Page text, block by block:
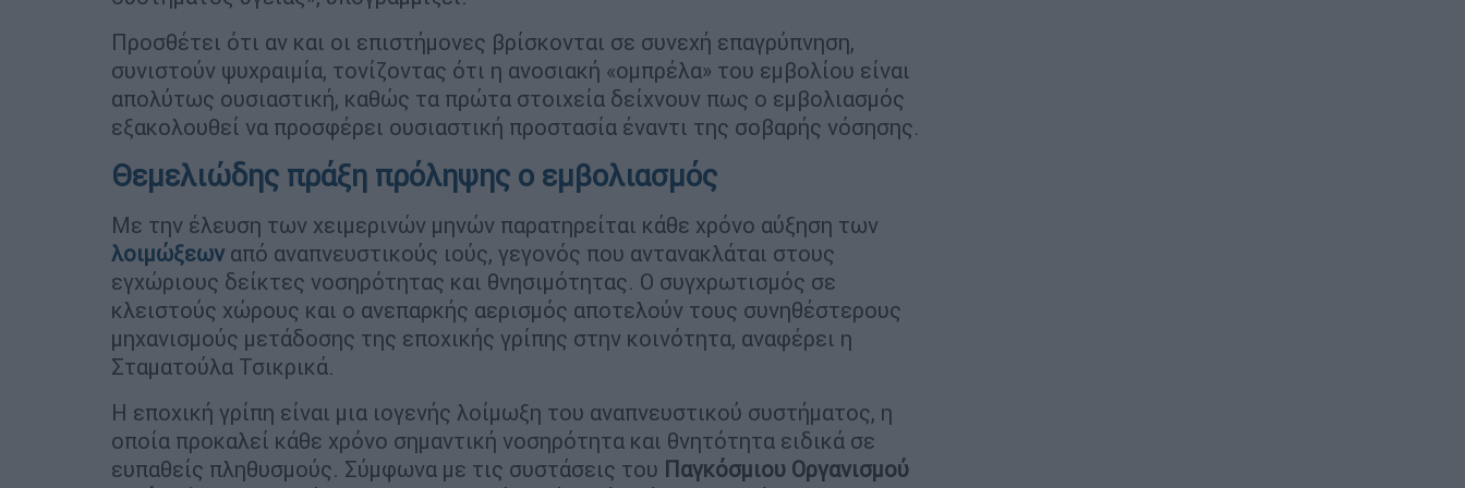
Προσθέτει ότι αν και οι επιστήμονες βρίσκονται σε συνεχή επαγρύπνηση,
συνιστούν ψυχραιμία, τονίζοντας ότι η ανοσιακή «ομπρέλα» του εμβολίου είναι
απολύτως ουσιαστική, καθώς τα πρώτα στοιχεία δείχνουν πως ο εμβολιασμός
εξακολουθεί να προσφέρει ουσιαστική προστασία έναντι της σοβαρής νόσησης.
Θεμελιώδης πράξη πρόληψης ο εμβολιασμός
Με την έλευση των χειμερινών μηνών παρατηρείται κάθε χρόνο αύξηση των
λοιμώξεων από αναπνευστικούς ιούς, γεγονός που αντανακλάται στους
εγχώριους δείκτες νοσηρότητας και θνησιμότητας. Ο συγχρωτισμός σε
κλειστούς χώρους και ο ανεπαρκής αερισμός αποτελούν τους συνηθέστερους
μηχανισμούς μετάδοσης της εποχικής γρίπης στην κοινότητα, αναφέρει η
Σταματούλα Τσικρικά.
Η εποχική γρίπη είναι μια ιογενής λοίμωξη του αναπνευστικού συστήματος, η
οποία προκαλεί κάθε χρόνο σημαντική νοσηρότητα και θνητότητα ειδικά σε
ευπαθείς πληθυσμούς. Σύμφωνα με τις συστάσεις του Παγκόσμιου Οργανισμού